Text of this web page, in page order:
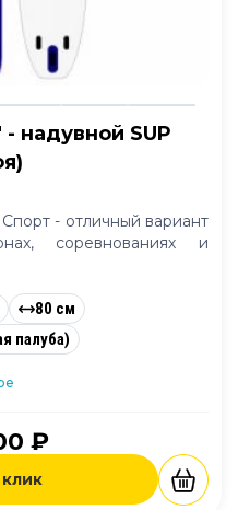
надувной SUP
- отличный вариант
соревнованиях и
80 см
палуба)
₽
клик